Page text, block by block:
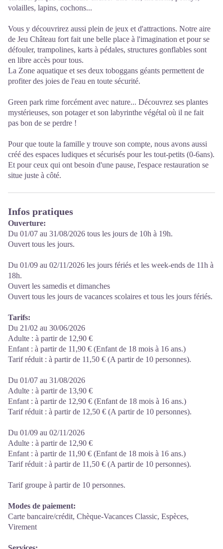
volailles, lapins, cochons...
Vous y découvrirez aussi plein de jeux et d'attractions. Notre aire
de Jeu Château fort fait une belle place à l'imagination et pour se
défouler, trampolines, karts à pédales, structures gonflables sont
en libre accès pour tous.
La Zone aquatique et ses deux toboggans géants permettent de
profiter des joies de l'eau en toute sécurité.
Green park rime forcément avec nature... Découvrez ses plantes
mystérieuses, son potager et son labyrinthe végétal où il ne fait
pas bon de se perdre !
Pour que toute la famille y trouve son compte, nous avons aussi
créé des espaces ludiques et sécurisés pour les tout-petits (0-6ans).
Et pour ceux qui ont besoin d'une pause, l'espace restauration se
situe juste à côté.
Infos pratiques
Ouverture:
Du 01/07 au 31/08/2026 tous les jours de 10h à 19h.
Ouvert tous les jours.
Du 01/09 au 02/11/2026 les jours fériés et les week-ends de 11h à
18h.
Ouvert les samedis et dimanches
Ouvert tous les jours de vacances scolaires et tous les jours fériés.
Tarifs:
Du 21/02 au 30/06/2026
Adulte : à partir de 12,90 €
Enfant : à partir de 11,90 € (Enfant de 18 mois à 16 ans.)
Tarif réduit : à partir de 11,50 € (A partir de 10 personnes).
Du 01/07 au 31/08/2026
Adulte : à partir de 13,90 €
Enfant : à partir de 12,90 € (Enfant de 18 mois à 16 ans.)
Tarif réduit : à partir de 12,50 € (A partir de 10 personnes).
Du 01/09 au 02/11/2026
Adulte : à partir de 12,90 €
Enfant : à partir de 11,90 € (Enfant de 18 mois à 16 ans.)
Tarif réduit : à partir de 11,50 € (A partir de 10 personnes).
Tarif groupe à partir de 10 personnes.
Modes de paiement:
Carte bancaire/crédit, Chèque-Vacances Classic, Espèces,
Virement